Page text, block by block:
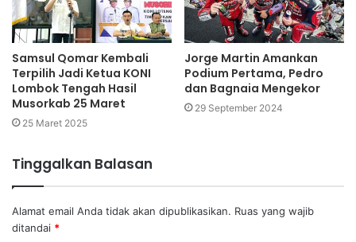
Samsul Qomar Kembali
Terpilih Jadi Ketua KONI
Lombok Tengah Hasil
Musorkab 25 Maret
25 Maret 2025
Jorge Martin Amankan
Podium Pertama, Pedro
dan Bagnaia Mengekor
29 September 2024
Tinggalkan Balasan
Alamat email Anda tidak akan dipublikasikan. Ruas yang wajib
ditandai *